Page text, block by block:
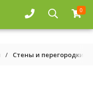
0
/ Стены и перегородки